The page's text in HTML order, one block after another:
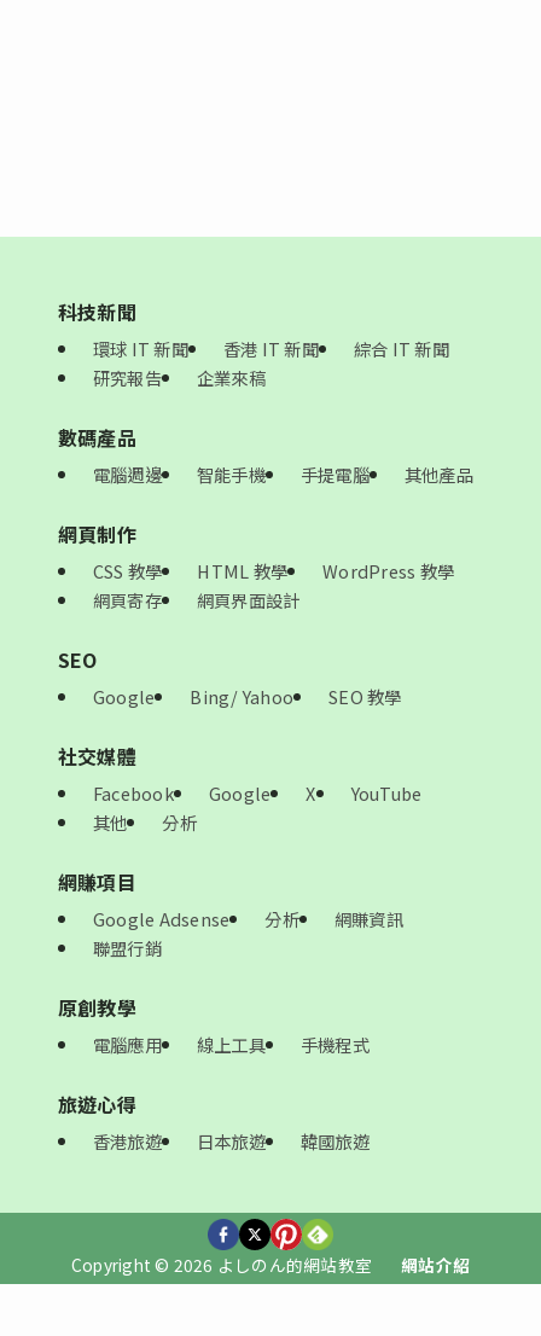
科技新聞
環球 IT 新聞 香港 IT 新聞
綜合 IT 新聞
研究報告
企業來稿
數碼產品
電腦週邊 智能手機 手提電腦 其他產品
網頁制作
CSS 教學 HTML 教學
WordPress 教學
網頁寄存
網頁界面設計
SEO
Google Bing/ Yahoo SEO 教學
社交媒體
Facebook Google X
YouTube
其他
分析
網賺項目
Google Adsense 分析
網賺資訊
聯盟行銷
原創教學
電腦應用 線上工具 手機程式
旅遊心得
香港旅遊 日本旅遊 韓國旅遊
Copyright © 2026 よしのん的網站教室 網站介紹